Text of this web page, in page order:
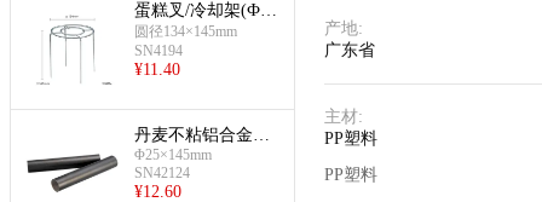
蛋糕叉/冷却架(Ф13
4mm)
圆径134×145mm
SN4194
¥11.40
丹麦不粘铝合金管
(Φ25×145mm)
Φ25×145mm
SN42124
¥12.60
产地:
广东省
主材:
PP塑料
PP塑料